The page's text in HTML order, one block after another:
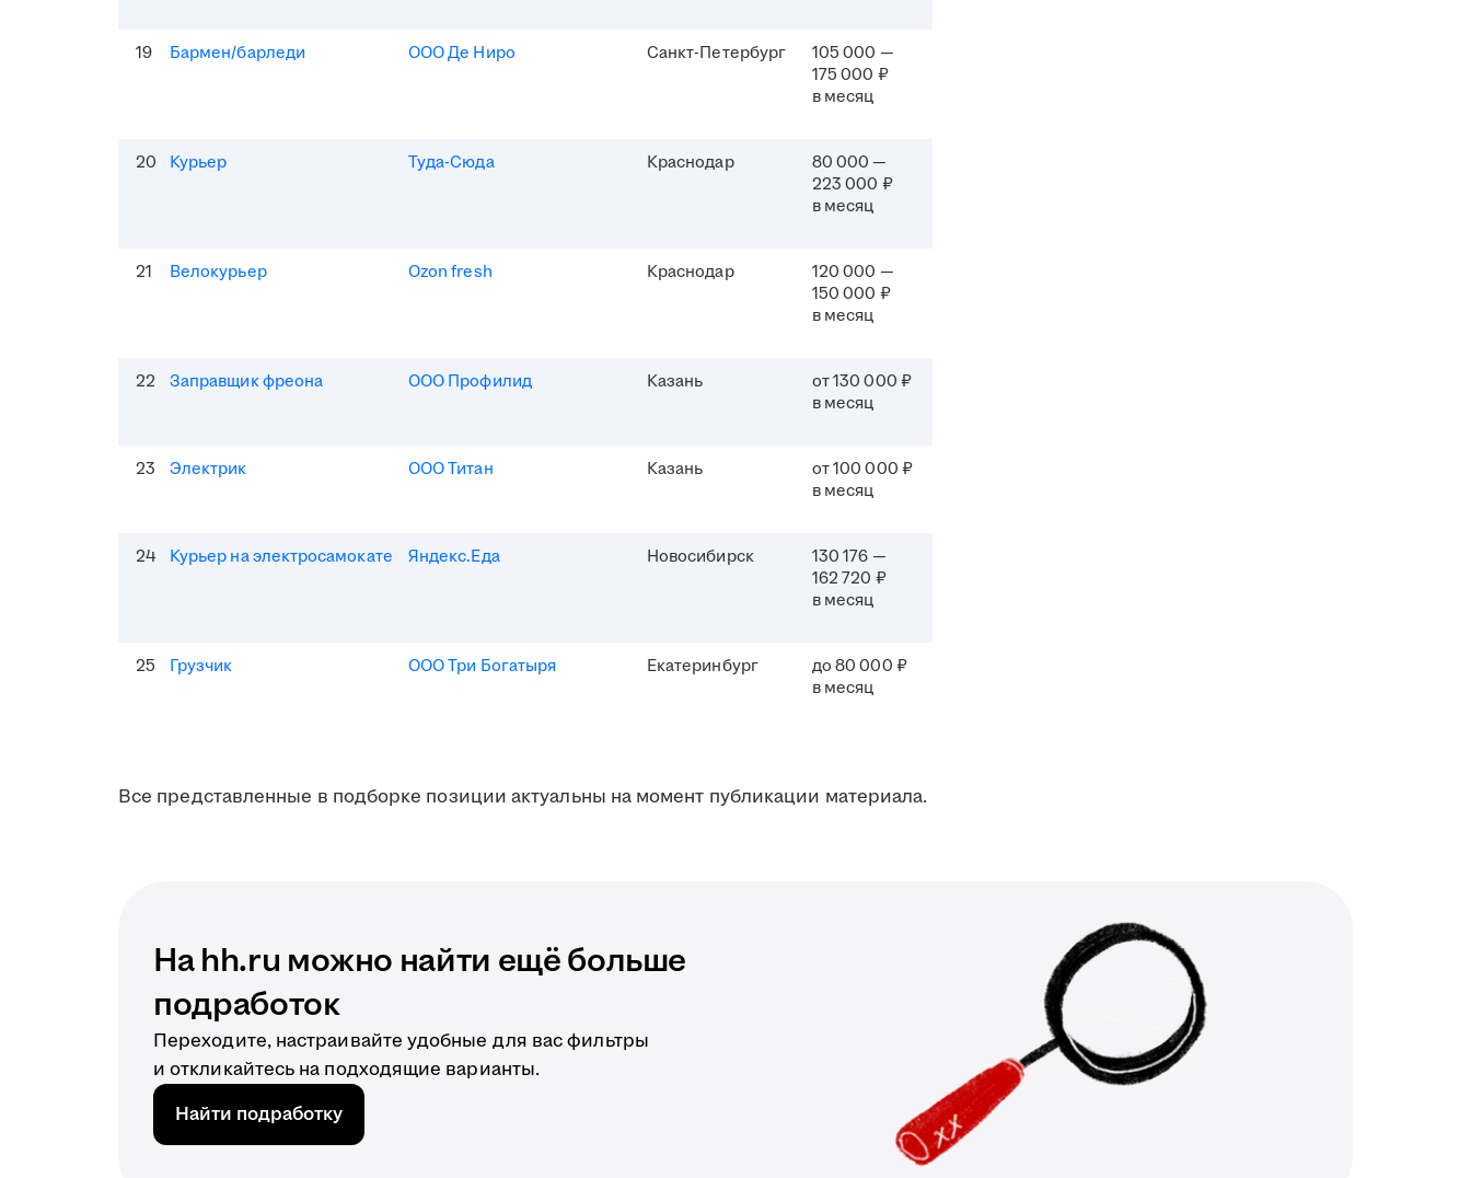
19 Бармен/барледи ООО Де Ниро Санкт-Петербург
105 000 —
175 000 ₽
в месяц
20 Курьер Туда-Сюда Краснодар
80 000 —
223 000 ₽
в месяц
21 Велокурьер Ozon fresh Краснодар
120 000 —
150 000 ₽
в месяц
22 Заправщик фреона ООО Профилид Казань
от 130 000 ₽
в месяц
23 Электрик ООО Титан Казань
от 100 000 ₽
в месяц
24 Курьер на электросамокате Яндекс.Еда Новосибирск
130 176 —
162 720 ₽
в месяц
25 Грузчик ООО Три Богатыря Екатеринбург
до 80 000 ₽
в месяц
Все представленные в подборке позиции актуальны на момент публикации материала.
На hh.ru можно найти ещё больше
подработок
Переходите, настраивайте удобные для вас фильтры
и откликайтесь на подходящие варианты.
Найти подработку